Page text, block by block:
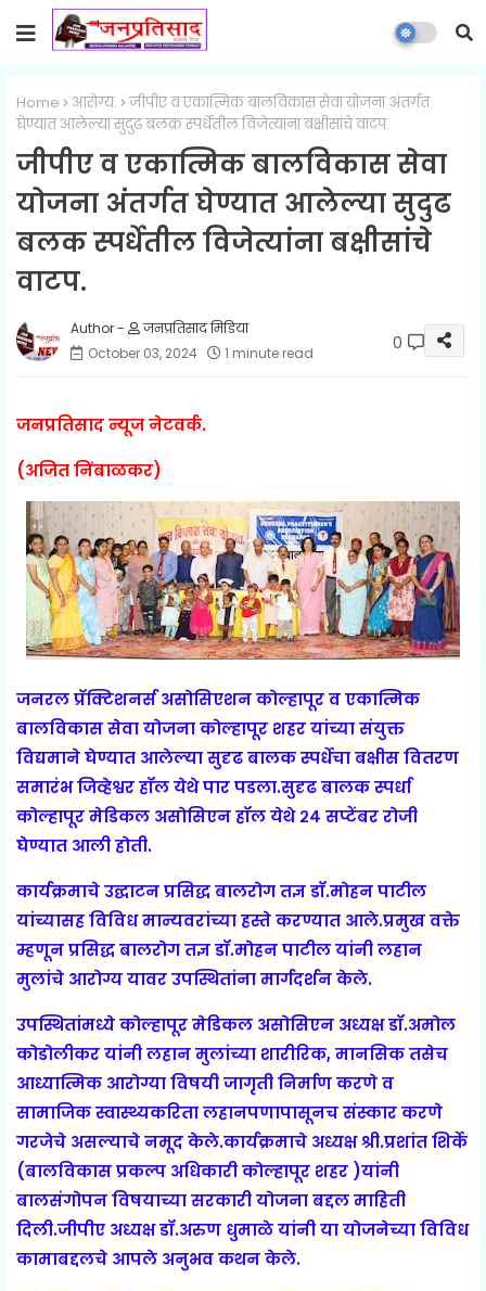
Home आरोग्य.
जीपीए व एकात्मिक बालविकास सेवा योजना अंतर्गत
घेण्यात आलेल्या सुदुढ बलक स्पर्धेतील विजेत्यांना बक्षीसांचे वाटप.
जीपीए व एकात्मिक बालविकास सेवा
योजना अंतर्गत घेण्यात आलेल्या सुदुढ
बलक स्पर्धेतील विजेत्यांना बक्षीसांचे
वाटप.
जनप्रतिसाद मिडिया
October 03, 2024
1 minute read 0
जनप्रतिसाद न्यूज नेटवर्क.
(अजित निंबाळकर)
जनरल प्रॅक्टिशनर्स असोसिएशन कोल्हापूर व एकात्मिक
बालविकास सेवा योजना कोल्हापूर शहर यांच्या संयुक्त
विद्यमाने घेण्यात आलेल्यासुदृढ बालक स्पर्धेचा बक्षीस वितरण
समारंभ जिव्हेश्वर हॉल येथे पार पडला.सुदृढ बालक स्पर्धा
कोल्हापूर मेडिकल असोसिएन हॉल येथे २४ सप्टेंबर रोजी
घेण्यात आली होती.
कार्यक्रमाचे उद्घाटन प्रसिद्ध बालरोग तज्ञ डॉ.मोहन पाटील
यांच्यासह विविध मान्यवरांच्या हस्ते करण्यात आले.प्रमुख वक्ते
म्हणून प्रसिद्ध बालरोग तज्ञ डॉ.मोहन पाटील यांनी लहान
मुलांचे आरोग्य यावर उपस्थितांना मार्गदर्शन केले.
उपस्थितांमध्ये कोल्हापूर मेडिकल असोसिएन अध्यक्ष डॉ.अमोल
कोडोलीकर यांनी लहान मुलांच्या शारीरिक, मानसिक तसेच
आध्यात्मिक आरोग्या विषयी जागृती निर्माण करणे व
सामाजिक स्वास्थ्यकरिता लहानपणापासूनच संस्कार करणे
गरजेचे असल्याचे नमूद केले.कार्यक्रमाचे अध्यक्ष श्री.प्रशांत शिर्के
(बालविकास प्रकल्प अधिकारी कोल्हापूर शहर )यांनी
बालसंगोपन विषयाच्या सरकारी योजना बद्दल माहिती
दिली.जीपीए अध्यक्ष डॉ.अरुण धुमाळे यांनी या योजनेच्या विविध
कामाबद्दलचे आपले अनुभव कथन केले.